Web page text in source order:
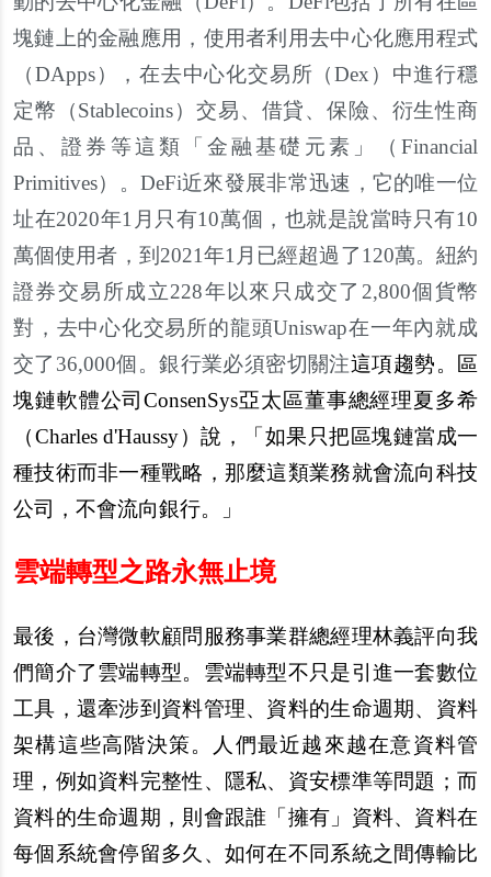
塊鏈上的金融應用，使用者利用去中心化應用程式
（DApps），在去中心化交易所（Dex）中進行穩
定幣（Stablecoins）交易、借貸、保險、衍生性商
品、證券等這類「金融基礎元素」（Financial
Primitives）。DeFi近來發展非常迅速，它的唯一位
址在2020年1月只有10萬個，也就是說當時只有10
萬個使用者，到2021年1月已經超過了120萬。紐約
證券交易所成立228年以來只成交了2,800個貨幣
對，去中心化交易所的龍頭Uniswap在一年內就成
交了36,000個。銀行業必須密切關注這項趨勢。區
塊鏈軟體公司ConsenSys亞太區董事總經理夏多希
（Charles d'Haussy）說，「如果只把區塊鏈當成一
種技術而非一種戰略，那麼這類業務就會流向科技
公司，不會流向銀行。」
雲端轉型之路永無止境
最後，台灣微軟顧問服務事業群總經理林義評向我
們簡介了雲端轉型。雲端轉型不只是引進一套數位
工具，還牽涉到資料管理、資料的生命週期、資料
架構這些高階決策。人們最近越來越在意資料管
理，例如資料完整性、隱私、資安標準等問題；而
資料的生命週期，則會跟誰「擁有」資料、資料在
每個系統會停留多久、如何在不同系統之間傳輸比